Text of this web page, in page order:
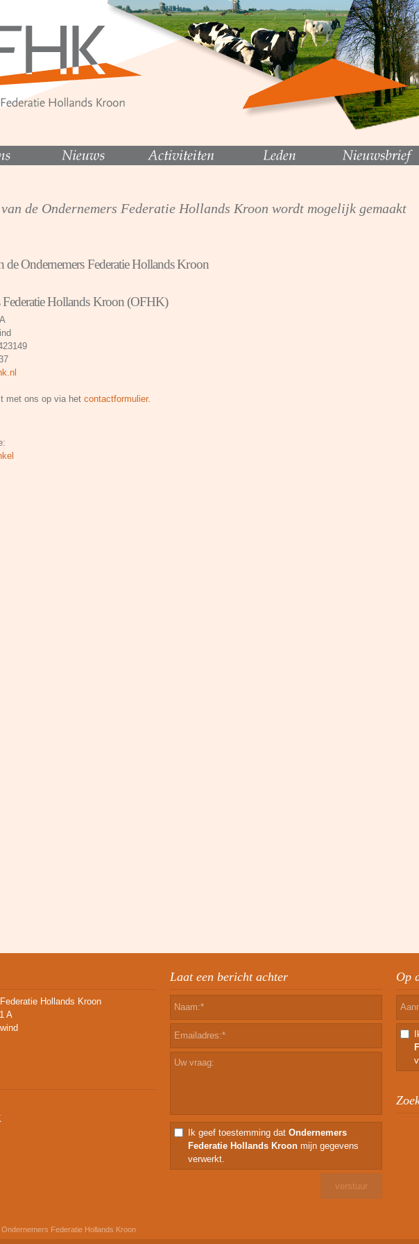
de Ondernemers Federatie Hollands Kroon wordt mogelijk gemaakt
de Ondernemers Federatie Hollands Kroon
Federatie Hollands Kroon (OFHK)
met ons op via het contactformulier.
Hollands Kroon
A
Laat een bericht achter
Ik geef toestemming dat Ondernemers
Federatie Hollands Kroon mijn gegevens
verwerkt.
Op
Federatie Hollands Kroon